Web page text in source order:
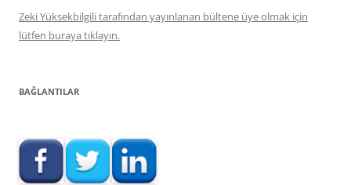
Zeki Yüksekbilgili tarafından yayınlanan bültene üye olmak için
lütfen buraya tıklayın.
BAĞLANTILAR